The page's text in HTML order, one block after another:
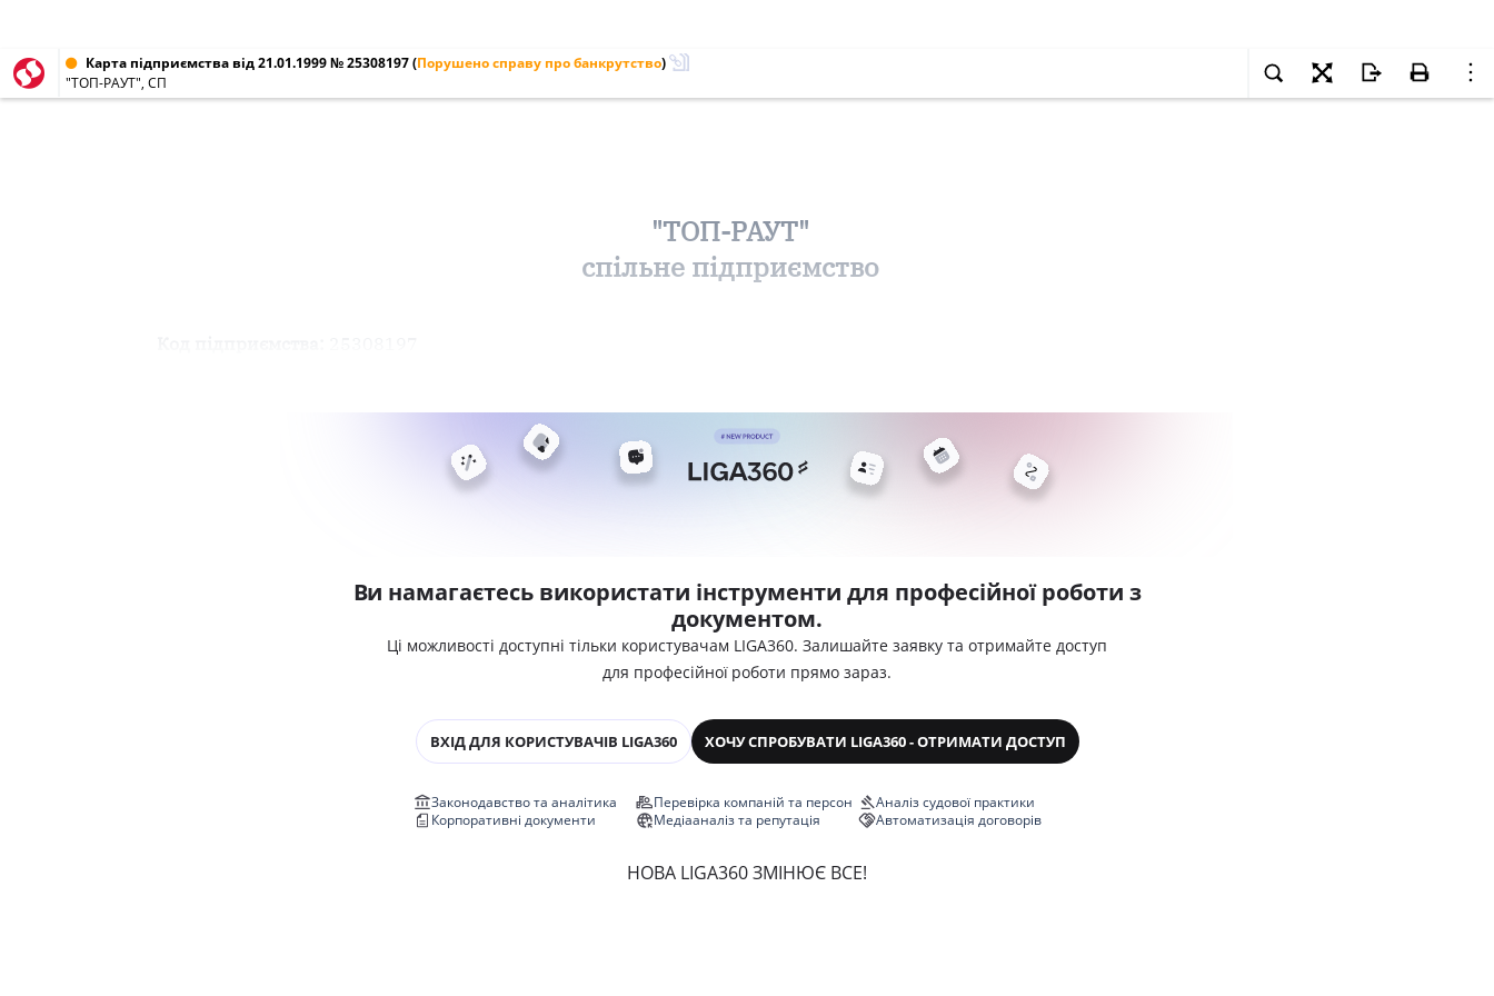
Карта підприємства від 21.01.1999 № 25308197(Порушено справу про банкрутство)
"ТОП-РАУТ", СП
"ТОП-РАУТ"
спільне підприємство
Ви намагаєтесь використати інструменти для професійної роботи з
документом.
Ці можливості доступні тільки користувачам LIGA360. Залишайте заявку та отримайте доступ
для професійної роботи прямо зараз.
ВХІД ДЛЯ КОРИСТУВАЧІВ LIGA360 ХОЧУ СПРОБУВАТИ LIGA360 - ОТРИМАТИ ДОСТУП
Законодавство та аналітика
Корпоративні документи
Перевірка компаній та персон
Медіааналіз та репутація
Аналіз судової практики
Автоматизація договорів
НОВА LIGA360 ЗМІНЮЄ ВСЕ!